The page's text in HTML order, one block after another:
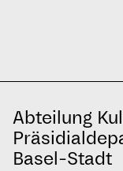
Abteilung
Basel-Stadt